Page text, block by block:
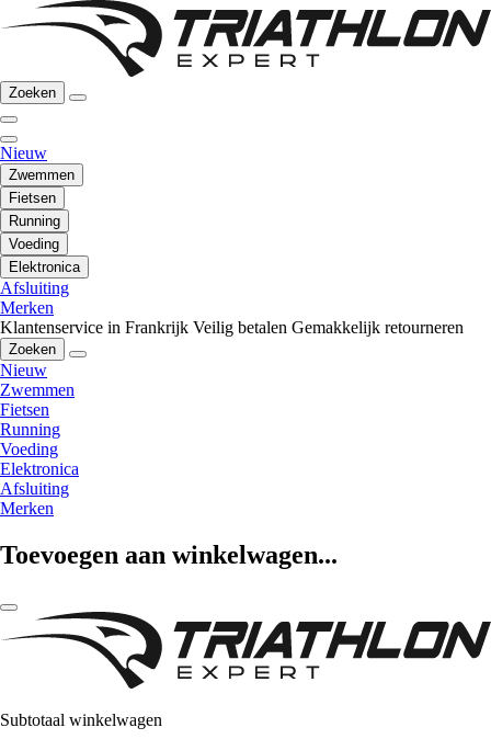
Zoeken
Nieuw
Zwemmen
Fietsen
Running
Voeding
Elektronica
Afsluiting
Merken
Klantenservice in Frankrijk Veilig betalen Gemakkelijk retourneren
Zoeken
Nieuw
Zwemmen
Fietsen
Running
Voeding
Elektronica
Afsluiting
Merken
Toevoegen aan winkelwagen...
Subtotaal winkelwagen